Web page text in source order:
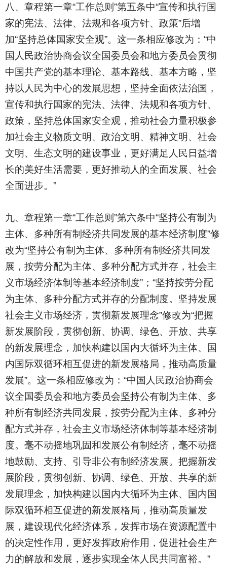
八、章程第一章“工作总则”第五条中“宣传和执行国
家的宪法、法律、法规和各项方针、政策”后增
加“坚持总体国家安全观”。这一条相应修改为：“中
国人民政治协商会议全国委员会和地方委员会贯彻
中国共产党的基本理论、基本路线、基本方略，坚
持以人民为中心的发展思想，坚持全面依法治国，
宣传和执行国家的宪法、法律、法规和各项方针、
政策，坚持总体国家安全观，推动社会力量积极参
加社会主义物质文明、政治文明、精神文明、社会
文明、生态文明的建设事业，更好满足人民日益增
长的美好生活需要，更好推动人的全面发展、社会
全面进步。”
九、章程第一章“工作总则”第六条中“坚持公有制为
主体、多种所有制经济共同发展的基本经济制度”修
改为“坚持公有制为主体、多种所有制经济共同发
展，按劳分配为主体、多种分配方式并存，社会主
义市场经济体制等基本经济制度”；“坚持按劳分配
为主体、多种分配方式并存的分配制度。坚持发展
社会主义市场经济，贯彻新发展理念”修改为“把握
新发展阶段，贯彻创新、协调、绿色、开放、共享
的新发展理念，加快构建以国内大循环为主体、国
内国际双循环相互促进的新发展格局，推动高质量
发展”。这一条相应修改为：“中国人民政治协商会
议全国委员会和地方委员会坚持公有制为主体、多
种所有制经济共同发展，按劳分配为主体、多种分
配方式并存，社会主义市场经济体制等基本经济制
度。毫不动摇地巩固和发展公有制经济，毫不动摇
地鼓励、支持、引导非公有制经济发展。把握新发
展阶段，贯彻创新、协调、绿色、开放、共享的新
发展理念，加快构建以国内大循环为主体、国内国
际双循环相互促进的新发展格局，推动高质量发
展，建设现代化经济体系，发挥市场在资源配置中
的决定性作用，更好发挥政府作用，促进社会生产
力的解放和发展，逐步实现全体人民共同富裕。”